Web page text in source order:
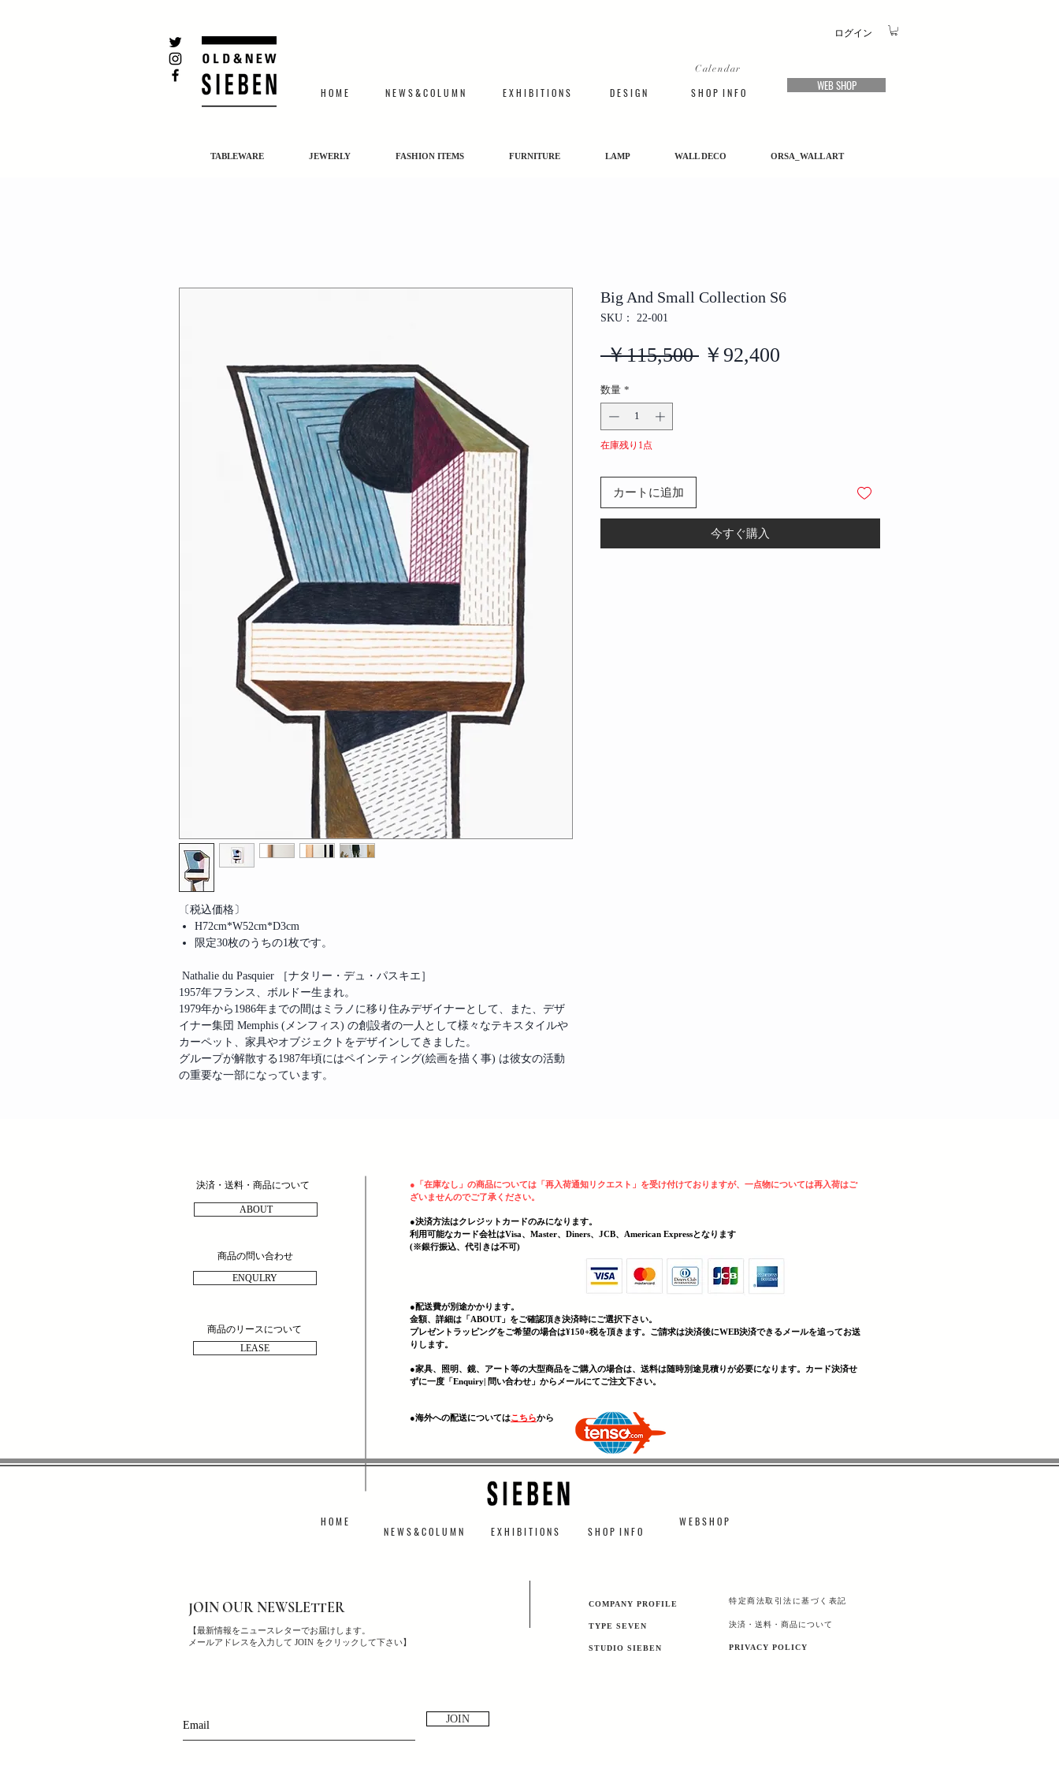
ログイン
Calendar
H O M E N E W S & C O L U M N ​E X H I B I T I O N S D E S I G N S H O P I N F O WEB SHOP
TABLEWARE JEWERLY FASHION ITEMS FURNITURE LAMP WALL DECO ORSA_WALL ART
〔税込価格〕
H72cm*W52cm*D3cm
限定30枚のうちの1枚です。
Nathalie du Pasquier ［ナタリー・デュ・パスキエ］
1957年フランス、ボルドー生まれ。
1979年から1986年までの間はミラノに移り住みデザイナーとして、また、デザ
イナー集団 Memphis (メンフィス) の創設者の一人として様々なテキスタイルや
カーペット、家具やオブジェクトをデザインしてきました。
グループが解散する1987年頃にはペインティング(絵画を描く事) は彼女の活動
の重要な一部になっています。
Big And Small Collection S6
SKU： 22-001
￥115,500 通￥92,400
数量 *
在庫残り1点
カートに追加
今すぐ購入
決済・送料・商品について
商品の問い合わせ
商品のリースについて
● 「在庫なし」の商品については「再入荷通知リクエスト」を受け付けておりますが、一点物については再入荷はご
ざいませんのでご了承ください。
●決済方法はクレジットカードのみになります。
利用可能なカード会社はVisa、Master、Diners、JCB、American Expressとなります
(​※銀行振込、代引きは不可)
●配送費が別途かかります。
金額、詳細は「ABOUT」をご確認頂き決済時にご選択下さい。
プレゼントラッピングをご希望の場合は¥150+税を頂きます。ご請求は決済後にWEB決済できる メールを追ってお送
りします。
●家具、照明、鏡、 アート等の大型商品をご購入の場合は、送料は随時別途見積りが必要になります。カード決済せ
ずに一度「Enquiry| 問い合わせ」からメールにてご注文下さい。
​●海外への配送についてはこちらから
ABOUT
ENQULRY
LEASE
H O M E
N E W S & C O L U M N ​E X H I B I T I O N S S H O P I N F O
W E B S H O P
JOIN OUR NEWSLETTER
【最新情報をニュースレターでお届けします。
メールアドレスを入力して JOIN をクリックして下さい】
JOIN
​COMPANY PROFILE
TYPE SEVEN
​STUDIO SIEBEN
特定商法取引法に基づく表記
決済・送料・商品について
PRIVACY POLICY